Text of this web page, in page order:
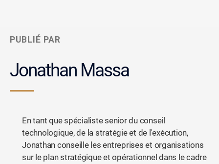
PUBLIÉ PAR
Jonathan Massa
En tant que spécialiste senior du conseil
technologique, de la stratégie et de l'exécution,
Jonathan conseille les entreprises et organisations
sur le plan stratégique et opérationnel dans le cadre